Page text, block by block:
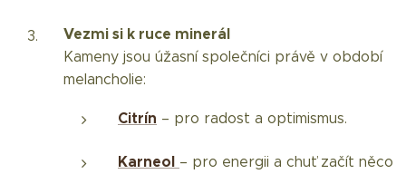
Vezmi si k ruce minerál
Kameny jsou úžasní společníci právě v období
melancholie:
Citrín – pro radost a optimismus.
Karneol – pro energii a chuť začít něco